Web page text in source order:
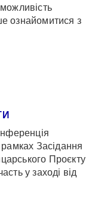
ознайомитися з
рамках Засідання
Проєкту
у заході від